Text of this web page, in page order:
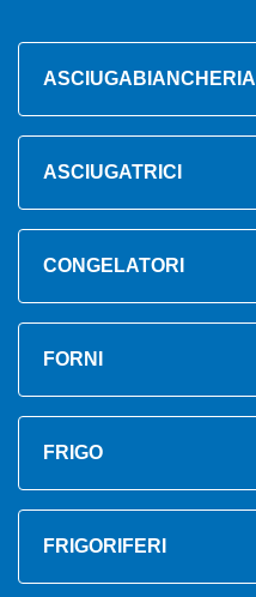
ASCIUGABIANCHERIA
ASCIUGATRICI
CONGELATORI
FORNI
FRIGO
FRIGORIFERI